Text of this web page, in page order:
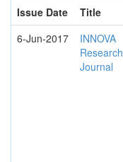
Issue Date
Title
6-Jun-2017
INNOVA
Research
Journal